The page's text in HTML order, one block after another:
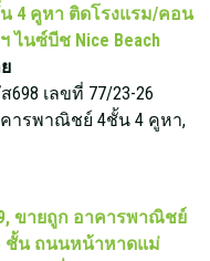
4 คูหา ติดโรงแรม/คอน
ไนซ์บีช Nice Beach
698 เลขที่ 77/23-26
ารพาณิชย์ 4ชั้น 4 คูหา,
ขายถูก อาคารพาณิชย์
ชั้น ถนนหน้าหาดแม่